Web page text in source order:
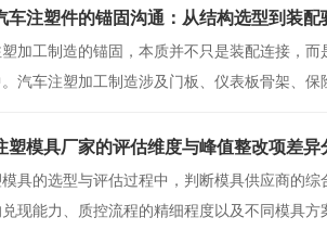
车注塑件的锚固沟通：从结构选型到装配
加工制造的锚固，本质并不只是装配连接，
汽车注塑加工制造涉及门板、仪表板骨架、
塑模具厂家的评估维度与峰值整改项差异
具的选型与评估过程中，判断模具供应商的
现能力、质控流程的精细程度以及不同模具